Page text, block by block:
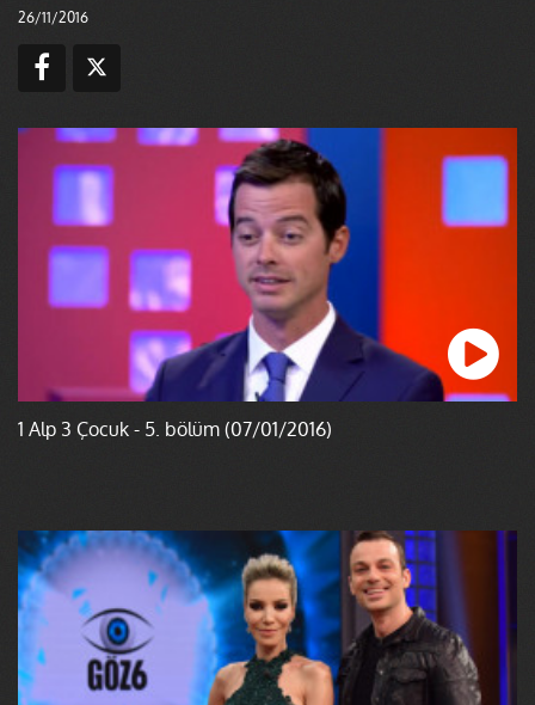
26/11/2016
1 Alp 3 Çocuk - 5. bölüm (07/01/2016)